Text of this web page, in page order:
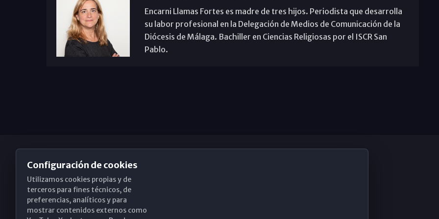
Encarni Llamas Fortes es madre de tres hijos. Periodista que desarrolla
su labor profesional en la Delegación de Medios de Comunicación de la
Diócesis de Málaga. Bachiller en Ciencias Religiosas por el ISCR San
Pablo.
Obispado de Málaga
Configuración de cookies
Utilizamos cookies propias y de
terceros para fines técnicos, de
preferencias, analíticos y para
mostrar contenidos externos como